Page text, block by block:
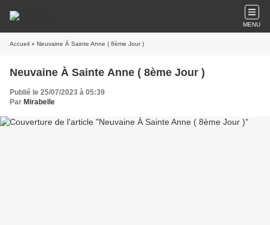
MENU
Accueil » Neuvaine À Sainte Anne ( 8ème Jour )
Neuvaine À Sainte Anne ( 8ème Jour )
Publié le 25/07/2023 à 05:39
Par Mirabelle